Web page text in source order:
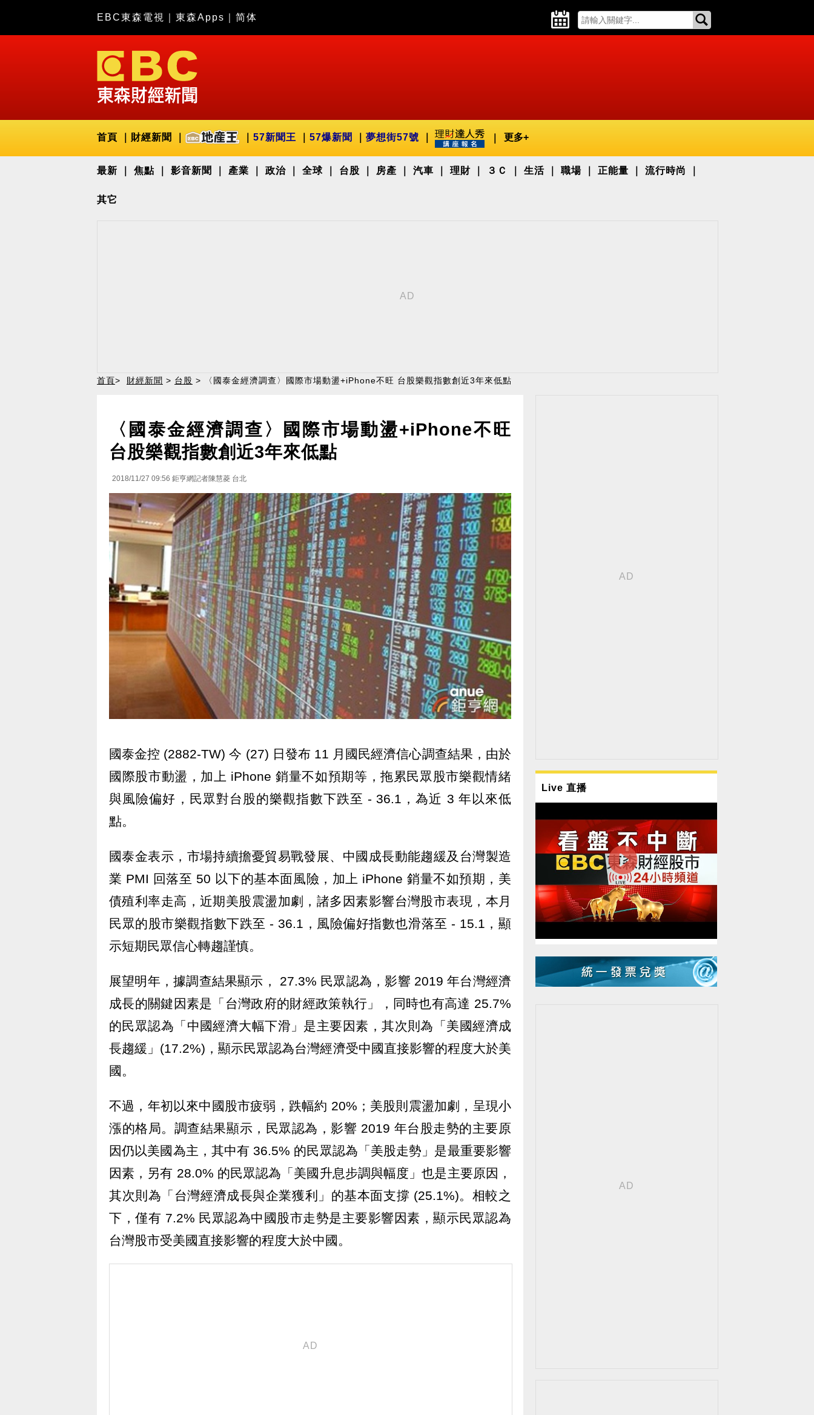
EBC東森電視 東森Apps 简体
首頁 財經新聞 57新聞王 57爆新聞 夢想街57號 更多+
最新 焦點 影音新聞 產業 政治 全球 台股 房產 汽車 理財 ３Ｃ 生活 職場 正能量 流行時尚
其它
首頁> 財經新聞 > 台股 > 〈國泰金經濟調查〉國際市場動盪+iPhone不旺 台股樂觀指數創近3年來低點
〈國泰金經濟調查〉國際市場動盪+iPhone不旺
台股樂觀指數創近3年來低點
2018/11/27 09:56 鉅亨網記者陳慧菱 台北
國泰金控 (2882-TW) 今 (27) 日發布 11 月國民經濟信心調查結果，由於
國際股市動盪，加上 iPhone 銷量不如預期等，拖累民眾股市樂觀情緒
與風險偏好，民眾對台股的樂觀指數下跌至 - 36.1，為近 3 年以來低
點。
國泰金表示，市場持續擔憂貿易戰發展、中國成長動能趨緩及台灣製造
業 PMI 回落至 50 以下的基本面風險，加上 iPhone 銷量不如預期，美
債殖利率走高，近期美股震盪加劇，諸多因素影響台灣股市表現，本月
民眾的股市樂觀指數下跌至 - 36.1，風險偏好指數也滑落至 - 15.1，顯
示短期民眾信心轉趨謹慎。
展望明年，據調查結果顯示， 27.3% 民眾認為，影響 2019 年台灣經濟
成長的關鍵因素是「台灣政府的財經政策執行」，同時也有高達 25.7%
的民眾認為「中國經濟大幅下滑」是主要因素，其次則為「美國經濟成
長趨緩」(17.2%)，顯示民眾認為台灣經濟受中國直接影響的程度大於美
國。
不過，年初以來中國股市疲弱，跌幅約 20%；美股則震盪加劇，呈現小
漲的格局。調查結果顯示，民眾認為，影響 2019 年台股走勢的主要原
因仍以美國為主，其中有 36.5% 的民眾認為「美股走勢」是最重要影響
因素，另有 28.0% 的民眾認為「美國升息步調與幅度」也是主要原因，
其次則為「台灣經濟成長與企業獲利」的基本面支撐 (25.1%)。相較之
下，僅有 7.2% 民眾認為中國股市走勢是主要影響因素，顯示民眾認為
台灣股市受美國直接影響的程度大於中國。
Live 直播